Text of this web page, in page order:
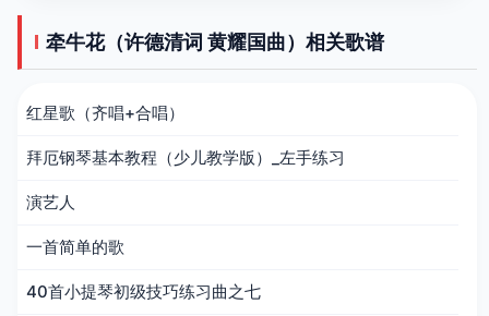
牵牛花（许德清词 黄耀国曲）相关歌谱
红星歌（齐唱+合唱）
拜厄钢琴基本教程（少儿教学版）_左手练习
演艺人
一首简单的歌
40首小提琴初级技巧练习曲之七